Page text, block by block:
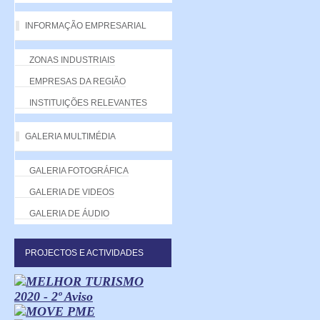
INFORMAÇÃO EMPRESARIAL
ZONAS INDUSTRIAIS
EMPRESAS DA REGIÃO
INSTITUIÇÕES RELEVANTES
GALERIA MULTIMÉDIA
GALERIA FOTOGRÁFICA
GALERIA DE VIDEOS
GALERIA DE ÁUDIO
PROJECTOS E ACTIVIDADES